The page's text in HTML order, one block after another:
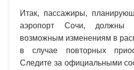
Итак, пассажиры,
аэропорт Сочи,
возможным изменениям в
в случае повторных
Следите за официальными